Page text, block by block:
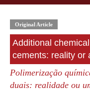
Original Article
Additional
cements: reality or
Polimerização
duais: realidade ou